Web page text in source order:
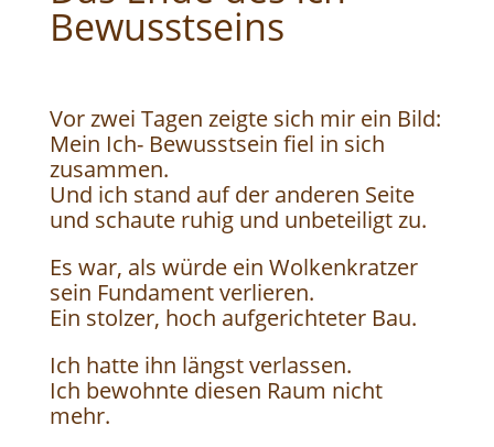
Bewusstseins
Vor zwei Tagen zeigte sich mir ein Bild:
Mein Ich- Bewusstsein fiel in sich
zusammen.
Und ich stand auf der anderen Seite
und schaute ruhig und unbeteiligt zu.
Es war, als würde ein Wolkenkratzer
sein Fundament verlieren.
Ein stolzer, hoch aufgerichteter Bau.
Ich hatte ihn längst verlassen.
Ich bewohnte diesen Raum nicht
mehr.